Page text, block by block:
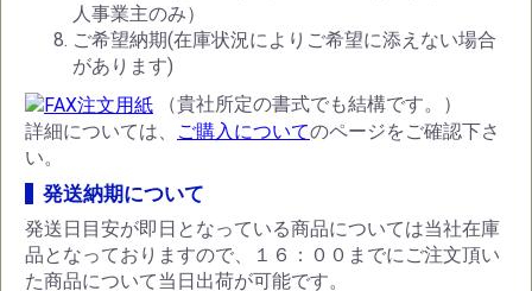
人事業主のみ）
ご希望納期(在庫状況によりご希望に添えない場合
があります)
（貴社所定の書式でも結構です。）
詳細については、
ご購入についてのページをご確認下さ
い。
発送納期について
発送日目安が即日となっている商品については当社在庫
品となっておりますので、１６：００までにご注文頂い
た商品について当日出荷が可能です。